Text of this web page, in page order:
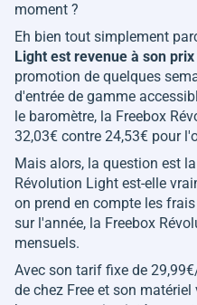
moment ?
Eh bien tout simplement
Light est revenue à son
promotion de quelques
d'entrée de gamme
le baromètre, la Freebox
32,03€ contre 24,53€ pour
Mais alors, la question est
Révolution Light est-elle
on prend en compte les
sur l'année, la Freebox
mensuels.
Avec son tarif fixe de
de chez Free et son